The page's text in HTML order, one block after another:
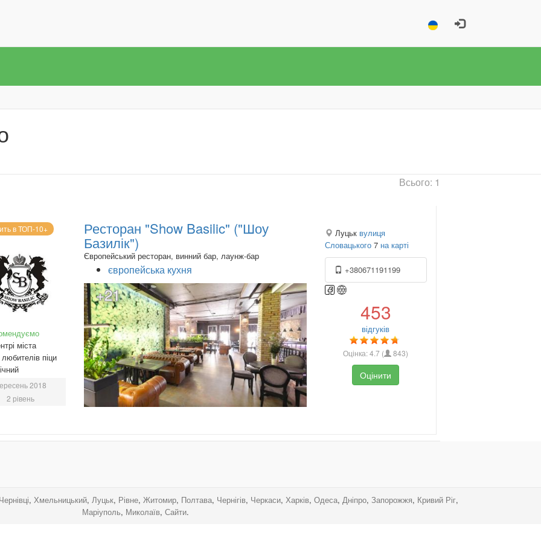
Всього: 1
в ТОП-10+
міста
піци
2018
2 рівень
Ресторан "Show Basilic" ("Шоу
Базилік")
Європейський ресторан, винний бар, лаунж-бар
європейська кухня
+21
Луцьк вулиця
Словацького7 на карті
+380671191199
453
відгуків
Оцінка:4.7 ( 843)
Оцінити
Чернівці, Хмельницький, Луцьк, Рівне, Житомир, Полтава, Чернігів, Черкаси, Харків, Одеса, Дніпро, Запорожжя, Кривий Ріг,
Маріуполь, Миколаїв, Сайти.